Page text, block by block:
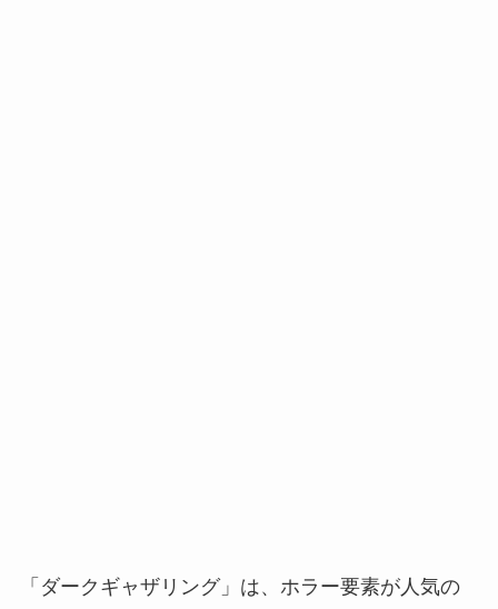
「ダークギャザリング」は、ホラー要素が人気の